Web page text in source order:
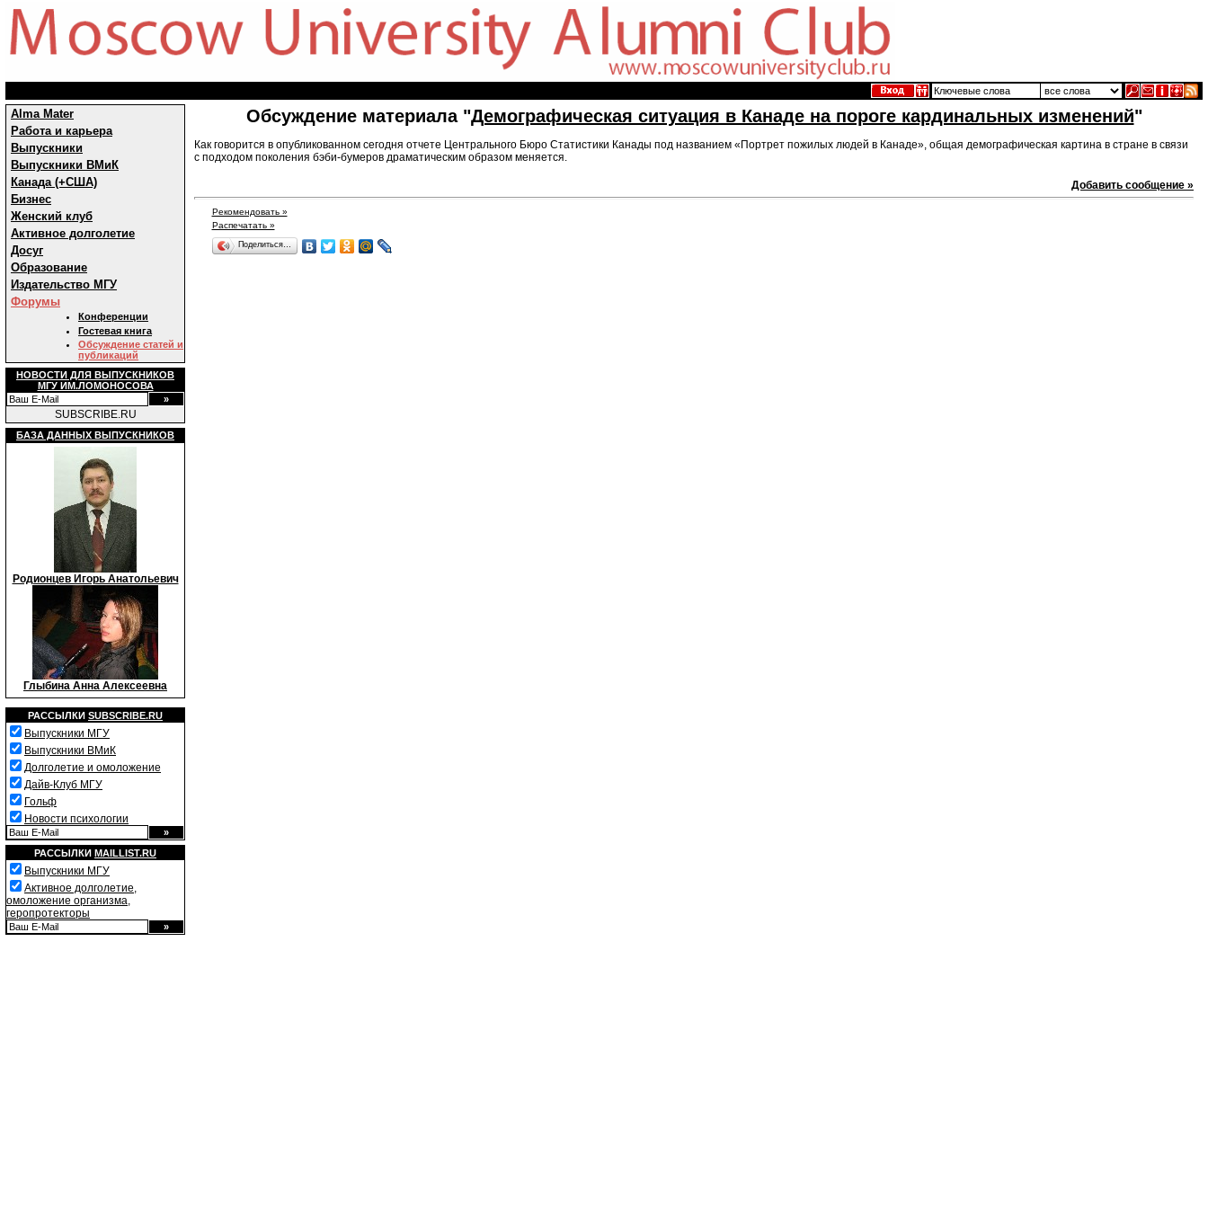
Alma Mater
Работа и карьера
Выпускники
Выпускники ВМиК
Канада (+США)
Бизнес
Женский клуб
Активное долголетие
Досуг
Образование
Издательство МГУ
Форумы
Конференции
Гостевая книга
Обсуждение статей и
публикаций
НОВОСТИ ДЛЯ ВЫПУСКНИКОВ
МГУ ИМ.ЛОМОНОСОВА
SUBSCRIBE.RU
БАЗА ДАННЫХ ВЫПУСКНИКОВ
Родионцев Игорь Анатольевич
Глыбина Анна Алексеевна
РАССЫЛКИ SUBSCRIBE.RU
Выпускники МГУ
Выпускники ВМиК
Долголетие и омоложение
Дайв-Клуб МГУ
Гольф
Новости психологии
РАССЫЛКИ MAILLIST.RU
Выпускники МГУ
Активное долголетие,
омоложение организма,
геропротекторы
Обсуждение материала "Демографическая ситуация в Канаде на пороге кардинальных изменений"
Как говорится в опубликованном сегодня отчете Центрального Бюро Статистики Канады под названием «Портрет пожилых людей в Канаде», общая демографическая картина в стране в связи
с подходом поколения бэби-бумеров драматическим образом меняется.
Добавить сообщение »
Рекомендовать »
Распечатать »
Поделиться…